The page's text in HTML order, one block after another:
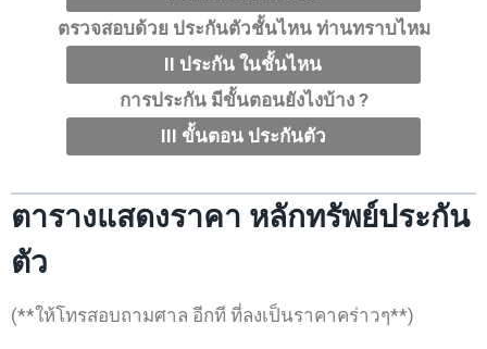
ตรวจสอบด้วย ประกันตัวชั้นไหน ท่านทราบไหม
II ประกัน ในชั้นไหน
การประกัน มีขั้นตอนยังไงบ้าง ?
III ขั้นตอน ประกันตัว
ตารางแสดงราคา หลักทรัพย์ประกัน
ตัว
(**ให้โทรสอบถามศาล อีกที ที่ลงเป็นราคาคร่าวๆ**)